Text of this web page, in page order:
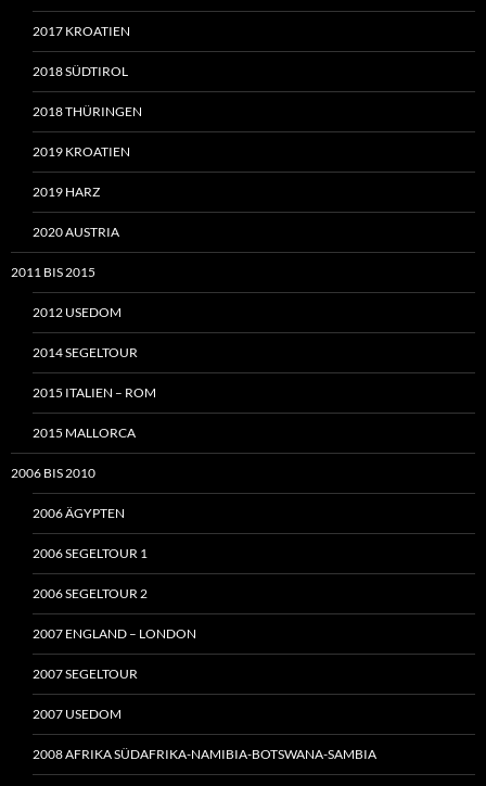
2017 KROATIEN
2018 SÜDTIROL
2018 THÜRINGEN
2019 KROATIEN
2019 HARZ
2020 AUSTRIA
2011 BIS 2015
2012 USEDOM
2014 SEGELTOUR
2015 ITALIEN – ROM
2015 MALLORCA
2006 BIS 2010
2006 ÄGYPTEN
2006 SEGELTOUR 1
2006 SEGELTOUR 2
2007 ENGLAND – LONDON
2007 SEGELTOUR
2007 USEDOM
2008 AFRIKA SÜDAFRIKA-NAMIBIA-BOTSWANA-SAMBIA